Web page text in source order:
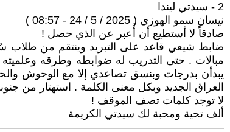
2 - سيدتي ليندا
نيسان سمو الهوزي ( 2025 / 5 / 24 - 08:57 )
صادقاً لا أستطيع أن أٌعبر عن الذي حصل !
ضابط شيعي قاعد على التبريد وينتقم من طلاب
مبالات . حتى التدريب له ضوابطه وطرقه
يبدأن بدرجات وبنسق تصاعدي إلا مع الوحوش
العراق الجديد وبكل معنى الكلمة . استهتار من
لا توجد كلمات تصف الموقف !
ألف تحية ومحبة لك سيدتي الكريمة